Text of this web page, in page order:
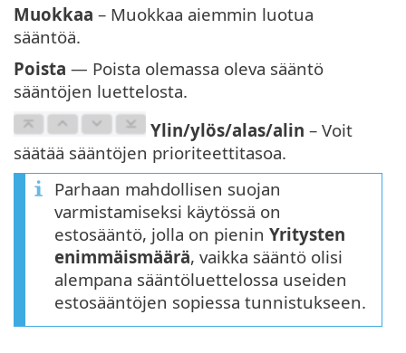
Muokkaa – Muokkaa aiemmin luotua
sääntöä.
Poista — Poista olemassa oleva sääntö
sääntöjen luettelosta.
Ylin/ylös/alas/alin – Voit
säätää sääntöjen prioriteettitasoa.
Parhaan mahdollisen suojan
varmistamiseksi käytössä on
estosääntö, jolla on pienin Yritysten
enimmäismäärä, vaikka sääntö olisi
alempana sääntöluettelossa useiden
estosääntöjen sopiessa tunnistukseen.